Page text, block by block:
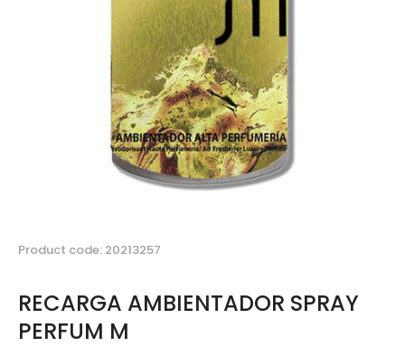
Product code: 20213257
RECARGA AMBIENTADOR SPRAY
PERFUM M